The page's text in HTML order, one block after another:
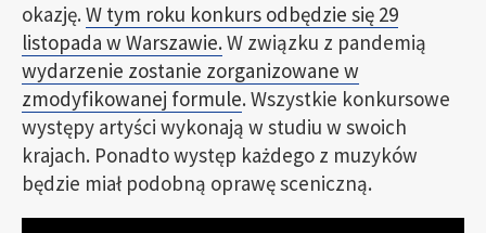
okazję. W tym roku konkurs odbędzie się 29
listopada w Warszawie.W związku z pandemią
wydarzenie zostanie zorganizowane w
zmodyfikowanej formule. Wszystkie konkursowe
występy artyści wykonają w studiu w swoich
krajach. Ponadto występ każdego z muzyków
będzie miał podobną oprawę sceniczną.